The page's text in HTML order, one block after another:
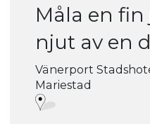
Måla en fin
njut av en
Vänerport
Mariestad